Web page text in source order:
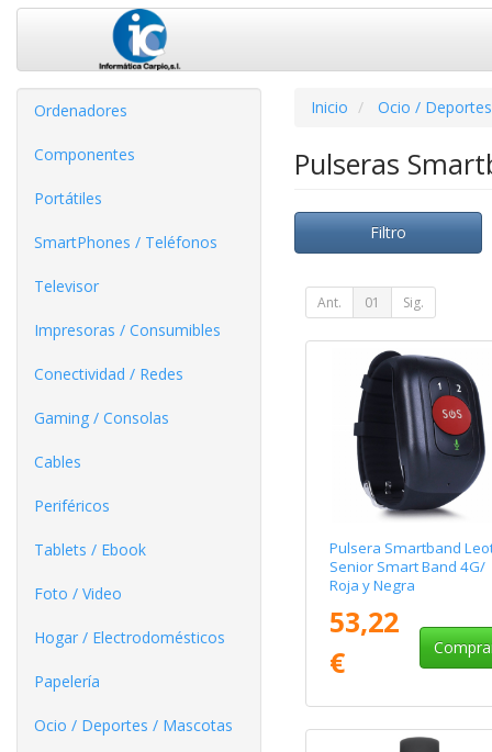
Ordenadores
Componentes
Portátiles
SmartPhones / Teléfonos
Televisor
Impresoras / Consumibles
Conectividad / Redes
Gaming / Consolas
Cables
Periféricos
Tablets / Ebook
Foto / Video
Hogar / Electrodomésticos
Papelería
Ocio / Deportes / Mascotas
Inicio Ocio /
Pulseras
Filtro
Ant. 01 Sig.
Pulsera Smartband
Senior Smart Band 4G/
Roja y Negra
53,22
€